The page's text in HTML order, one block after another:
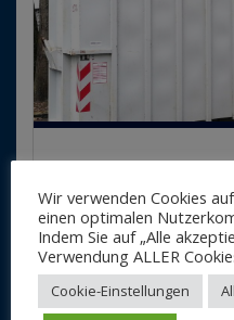
2. Mai 2022
Günter
Sicherheit ,Sonstiges,
Kommentare
Wir verwenden Cookies
einen optimalen
Indem Sie auf „Alle
Verwendung ALLER
Cookie-Einstellungen